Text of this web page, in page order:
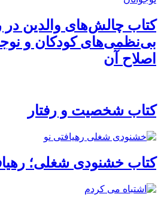
کتاب چالش‌های والدین در
بی‌نظمی‌های کودکان و
اصلاح آن
کتاب شخصیت و رفتار
کتاب خشنودی شغلی؛